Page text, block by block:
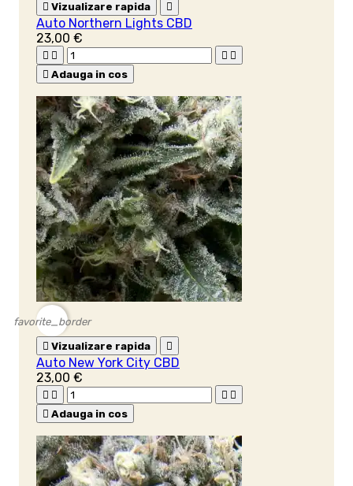
 Vizualizare rapida 
Auto Northern Lights CBD
23,00 €
   
 Adauga in cos
favorite_border
 Vizualizare rapida 
Auto New York City CBD
23,00 €
   
 Adauga in cos